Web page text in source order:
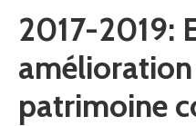
2017-2019:
patrimoine